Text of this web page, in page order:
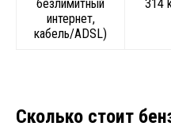
безлимитный
интернет,
кабель/ADSL)
314
Сколько стоит